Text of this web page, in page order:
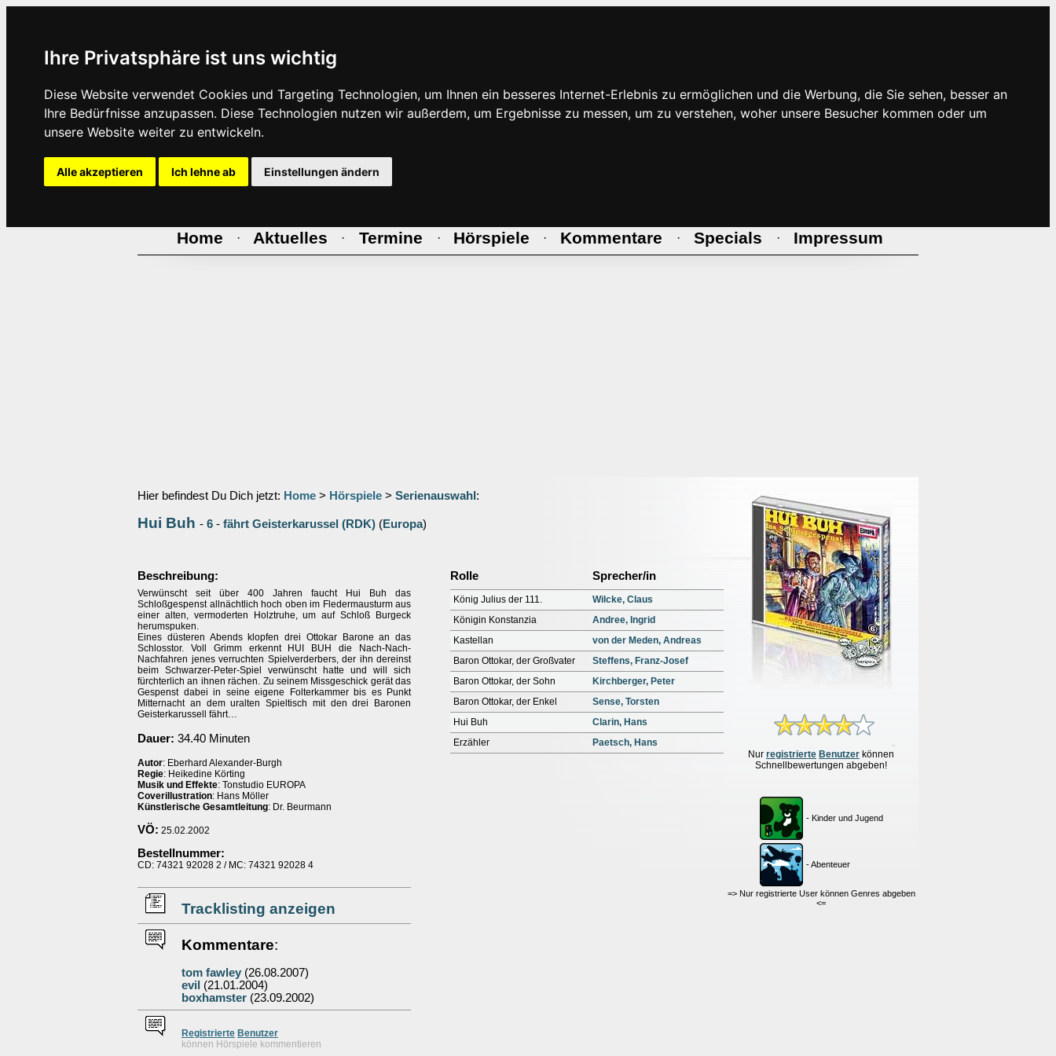
Ihre Privatsphäre ist uns wichtig
Diese Website verwendet Cookies und Targeting Technologien, um Ihnen ein besseres Internet-Erlebnis zu ermöglichen und die Werbung, die Sie sehen, besser an
Ihre Bedürfnisse anzupassen. Diese Technologien nutzen wir außerdem, um Ergebnisse zu messen, um zu verstehen, woher unsere Besucher kommen oder um
unsere Website weiter zu entwickeln.
Alle akzeptieren Ich lehne ab Einstellungen ändern
Home · Aktuelles · Termine · Hörspiele · Kommentare · Specials · Impressum
Hier befindest Du Dich jetzt: Home > Hörspiele > Serienauswahl :
Hui Buh - 6 - fährt Geisterkarussel (RDK) (Europa)
Nur registrierte Benutzer können
Schnellbewertungen abgeben!
- Kinder und Jugend
- Abenteuer
=> Nur registrierte User können Genres abgeben
<=
Beschreibung:
Verwünscht seit über 400 Jahren faucht Hui Buh das
Schloßgespenst allnächtlich hoch oben im Fledermausturm aus
einer alten, vermoderten Holztruhe, um auf Schloß Burgeck
herumspuken.
Eines düsteren Abends klopfen drei Ottokar Barone an das
Schlosstor. Voll Grimm erkennt HUI BUH die Nach-Nach-
Nachfahren jenes verruchten Spielverderbers, der ihn dereinst
beim Schwarzer-Peter-Spiel verwünscht hatte und will sich
fürchterlich an ihnen rächen. Zu seinem Missgeschick gerät das
Gespenst dabei in seine eigene Folterkammer bis es Punkt
Mitternacht an dem uralten Spieltisch mit den drei Baronen
Geisterkarussell fährt…
Dauer: 34.40 Minuten
Autor: Eberhard Alexander-Burgh
Regie: Heikedine Körting
Musik und Effekte: Tonstudio EUROPA
Coverillustration: Hans Möller
Künstlerische Gesamtleitung: Dr. Beurmann
VÖ: 25.02.2002
Bestellnummer:
CD: 74321 92028 2 / MC: 74321 92028 4
Tracklisting anzeigen
Kommentare:
tom fawley (26.08.2007)
evil (21.01.2004)
boxhamster (23.09.2002)
Registrierte Benutzer
können Hörspiele kommentieren
Rolle Sprecher/in
König Julius der 111.
Wilcke, Claus
Königin Konstanzia
Andree, Ingrid
Kastellan
von der Meden, Andreas
Baron Ottokar, der Großvater
Steffens, Franz-Josef
Baron Ottokar, der Sohn
Kirchberger, Peter
Baron Ottokar, der Enkel
Sense, Torsten
Hui Buh
Clarin, Hans
Erzähler
Paetsch, Hans